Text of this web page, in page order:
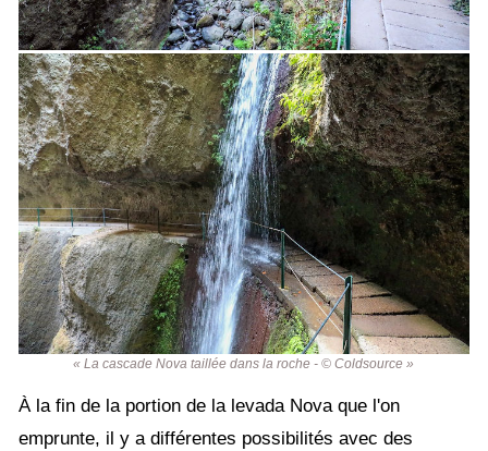
« La cascade Nova taillée dans la roche - © Coldsource »
À la fin de la portion de la levada Nova que l'on
emprunte, il y a différentes possibilités avec des